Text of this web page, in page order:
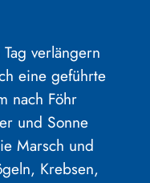
verlängern
eine geführte
nach Föhr
und Sonne
Marsch und
Krebsen,